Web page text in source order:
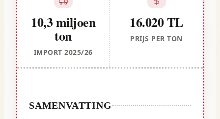
10,3 miljoen
ton
IMPORT 2025/26
16.020 TL
PRIJS PER TON
SAMENVATTING